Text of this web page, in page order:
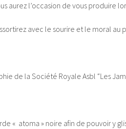
aurez l’occasion de vous produire
avec le sourire et le moral au
de la Société Royale Asbl “Les
« atoma » noire afin de pouvoir y